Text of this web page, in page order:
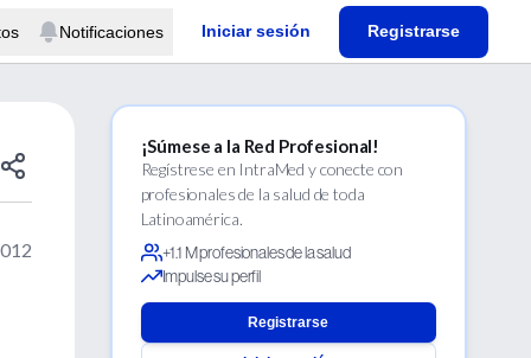
Notificaciones Iniciar sesión Registrarse
¡Súmese a la Red Profesional!
Regístrese en IntraMed y conecte con
profesionales de la salud de toda
Latinoamérica.
+1.1 M profesionales de la salud
Impulse su perfil
Registrarse